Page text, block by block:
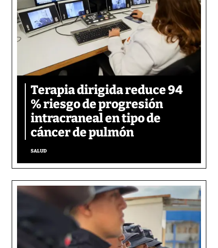
Terapia dirigida reduce 94
% riesgo de progresión
intracraneal en tipo de
cáncer de pulmón
SALUD